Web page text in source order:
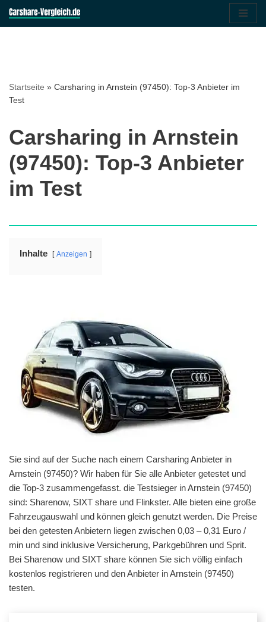
Startseite » Carsharing in Arnstein (97450): Top-3 Anbieter im
Test
Carsharing in Arnstein
(97450): Top-3 Anbieter
im Test
Inhalte Anzeigen
Sie sind auf der Suche nach einem Carsharing Anbieter in
Arnstein (97450)? Wir haben für Sie alle Anbieter getestet und
die Top-3 zusammengefasst. die Testsieger in Arnstein (97450)
sind: Sharenow, SIXT share und Flinkster. Alle bieten eine große
Fahrzeugauswahl und können gleich genutzt werden. Die Preise
bei den getesten Anbietern liegen zwischen 0,03 – 0,31 Euro /
min und sind inklusive Versicherung, Parkgebühren und Sprit.
Bei Sharenow und SIXT share können Sie sich völlig einfach
kostenlos registrieren und den Anbieter in Arnstein (97450)
testen.